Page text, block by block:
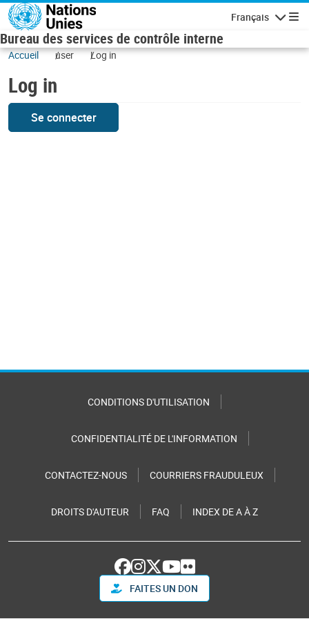
Skip to main content
Français
Bureau des services de contrôle interne
Accueil user Log in
Log in
Se connecter
CONDITIONS D'UTILISATION
CONFIDENTIALITÉ DE L'INFORMATION
CONTACTEZ-NOUS COURRIERS FRAUDULEUX
DROITS D'AUTEUR FAQ INDEX DE A À Z
FAITES UN DON